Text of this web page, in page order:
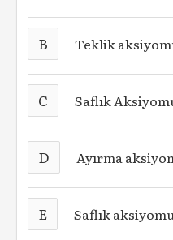
B Teklik
C Saflık
D Ayırma
E Saflık